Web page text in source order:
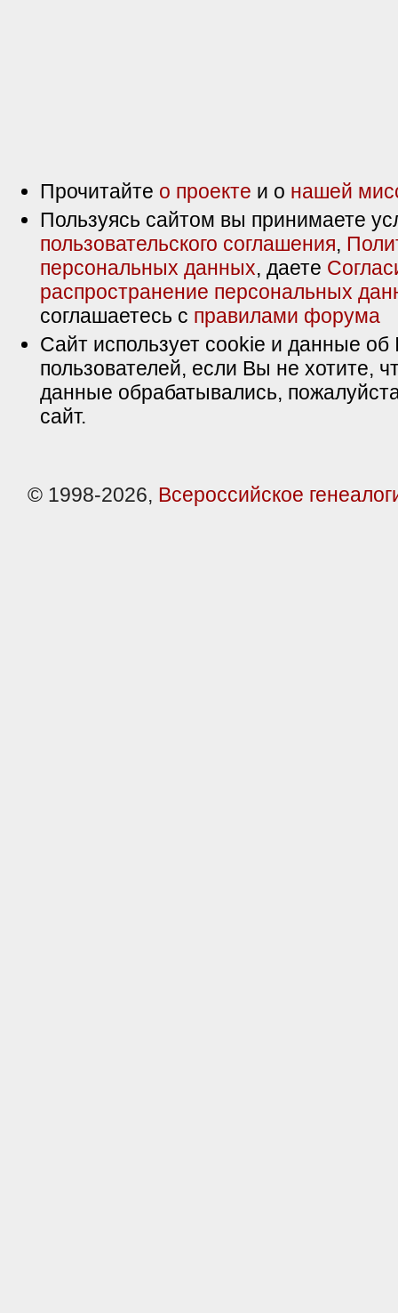
Прочитайте о проекте и о нашей
Пользуясь сайтом вы принимаете
пользовательского соглашения,
персональных данных, даете
распространение персональных
соглашаетесь с правилами форума
Сайт использует cookie и данные об
пользователей, если Вы не хотите,
данные обрабатывались,
сайт.
© 1998-2026, Всероссийское